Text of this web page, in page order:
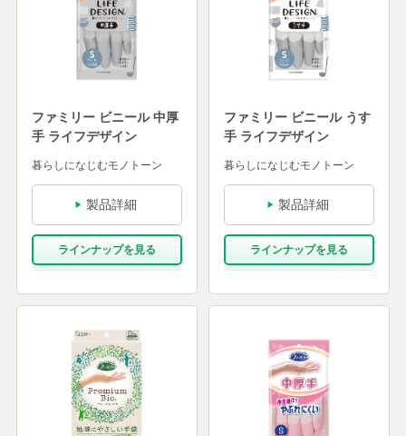
ファミリー ビニール 中厚
手 ライフデザイン
暮らしになじむモノトーン
製品詳細
ラインナップを⾒る
ファミリー ビニール うす
手 ライフデザイン
暮らしになじむモノトーン
製品詳細
ラインナップを⾒る